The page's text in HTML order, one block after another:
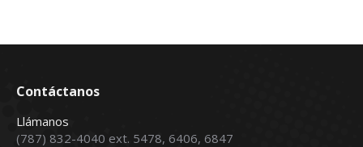
Contáctanos
Llámanos
(787) 832-4040 ext. 5478, 6406, 6847